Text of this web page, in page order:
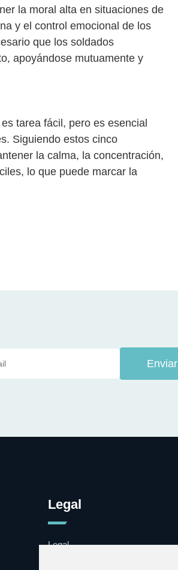
la moral alta en situaciones de
y el control emocional de los
que los soldados
apoyándose mutuamente y
tarea fácil, pero es esencial
Siguiendo estos cinco
la calma, la concentración,
lo que puede marcar la
Enviar
Legal
Legal